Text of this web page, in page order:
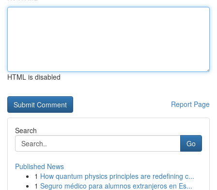
HTML is disabled
Report Page
Search
Go
Published News
1 How quantum physics principles are redefining c...
1 Seguro médico para alumnos extranjeros en Es...